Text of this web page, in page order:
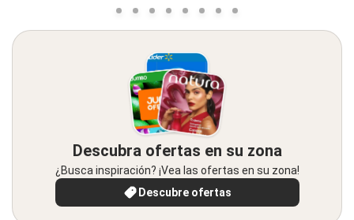
Descubra ofertas en su zona
¿Busca inspiración? ¡Vea las ofertas en su zona!
Descubre ofertas